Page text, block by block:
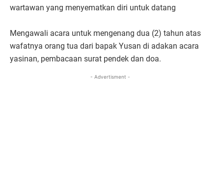
wartawan yang menyematkan diri untuk datang
Mengawali acara untuk mengenang dua (2) tahun atas
wafatnya orang tua dari bapak Yusan di adakan acara
yasinan, pembacaan surat pendek dan doa.
- Advertisment -